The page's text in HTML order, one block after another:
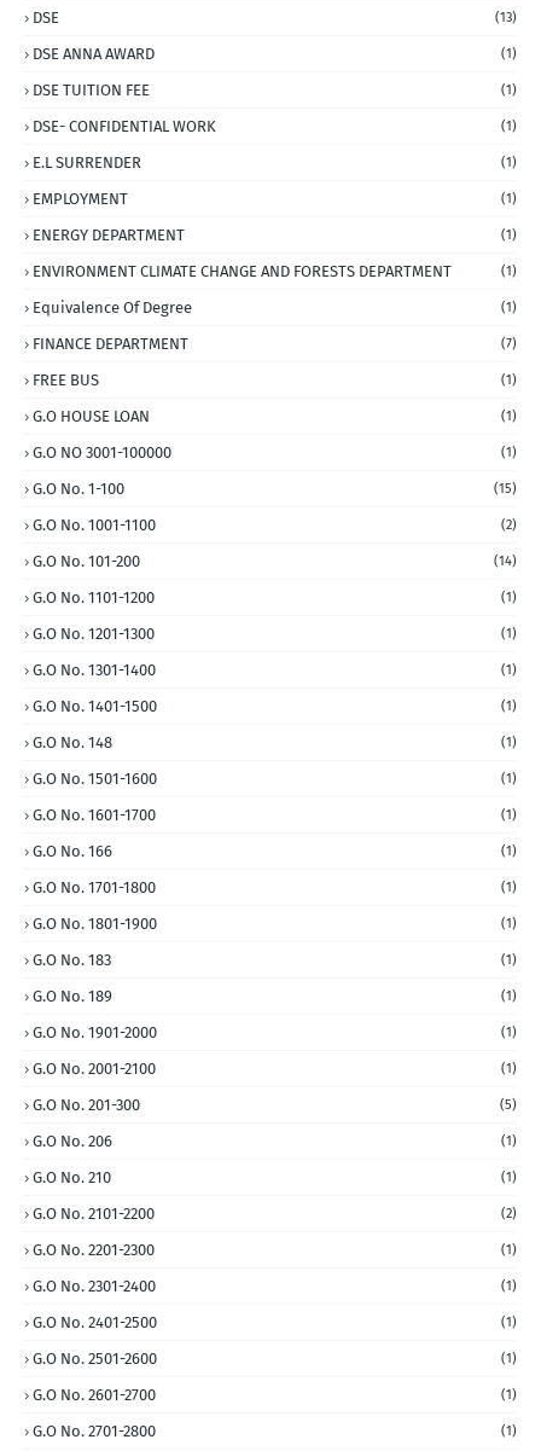
DSE (13)
DSE ANNA AWARD (1)
DSE TUITION FEE (1)
DSE- CONFIDENTIAL WORK (1)
E.L SURRENDER (1)
EMPLOYMENT (1)
ENERGY DEPARTMENT (1)
ENVIRONMENT CLIMATE CHANGE AND FORESTS DEPARTMENT (1)
Equivalence Of Degree (1)
FINANCE DEPARTMENT (7)
FREE BUS (1)
G.O HOUSE LOAN (1)
G.O NO 3001-100000 (1)
G.O No. 1-100 (15)
G.O No. 1001-1100 (2)
G.O No. 101-200 (14)
G.O No. 1101-1200 (1)
G.O No. 1201-1300 (1)
G.O No. 1301-1400 (1)
G.O No. 1401-1500 (1)
G.O No. 148 (1)
G.O No. 1501-1600 (1)
G.O No. 1601-1700 (1)
G.O No. 166 (1)
G.O No. 1701-1800 (1)
G.O No. 1801-1900 (1)
G.O No. 183 (1)
G.O No. 189 (1)
G.O No. 1901-2000 (1)
G.O No. 2001-2100 (1)
G.O No. 201-300 (5)
G.O No. 206 (1)
G.O No. 210 (1)
G.O No. 2101-2200 (2)
G.O No. 2201-2300 (1)
G.O No. 2301-2400 (1)
G.O No. 2401-2500 (1)
G.O No. 2501-2600 (1)
G.O No. 2601-2700 (1)
G.O No. 2701-2800 (1)